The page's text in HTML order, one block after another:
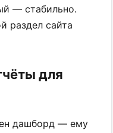
— стабильно.
раздел сайта
для
дашборд — ему